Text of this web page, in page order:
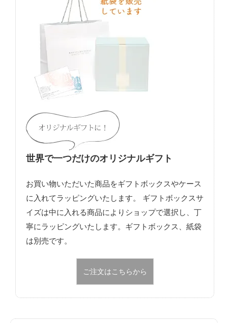
世界で一つだけのオリジナルギフト
お買い物いただいた商品をギフトボックスやケース
に入れてラッピングいたします。 ギフトボックスサ
イズは中に入れる商品によりショップで選択し、丁
寧にラッピングいたします。ギフトボックス、紙袋
は別売です。
ご注文はこちらから